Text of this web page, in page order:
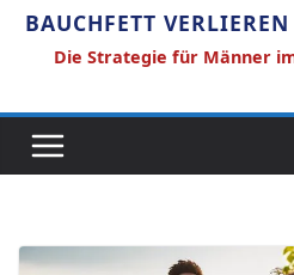
BAUCHFETT
Die Strategie für Männer